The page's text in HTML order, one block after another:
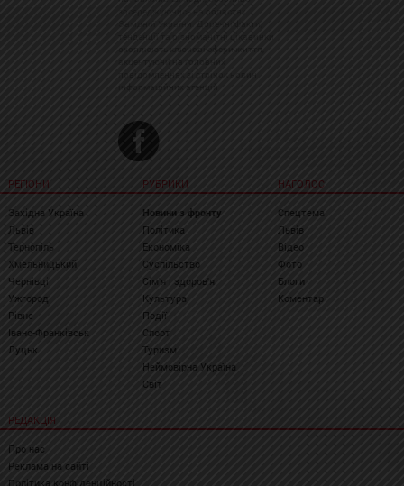
РЕГІОНИ
Західна Україна
Львів
Тернопіль
Хмельницький
Чернівці
Ужгород
Рівне
Івано-Франківськ
Луцьк
РУБРИКИ
Новини з фронту
Політика
Економіка
Суспільство
Сім'я і здоров'я
Культура
Події
Спорт
Туризм
Неймовірна Україна
Світ
НАГОЛОС
Спецтема
Львів
Відео
Фото
Блоги
Коментар
РЕДАКЦІЯ
Про нас
Реклама на сайті
Політика конфіденційності